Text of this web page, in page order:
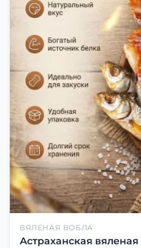
ВЯЛЕНАЯ ВОБЛА
Астраханская вяленая